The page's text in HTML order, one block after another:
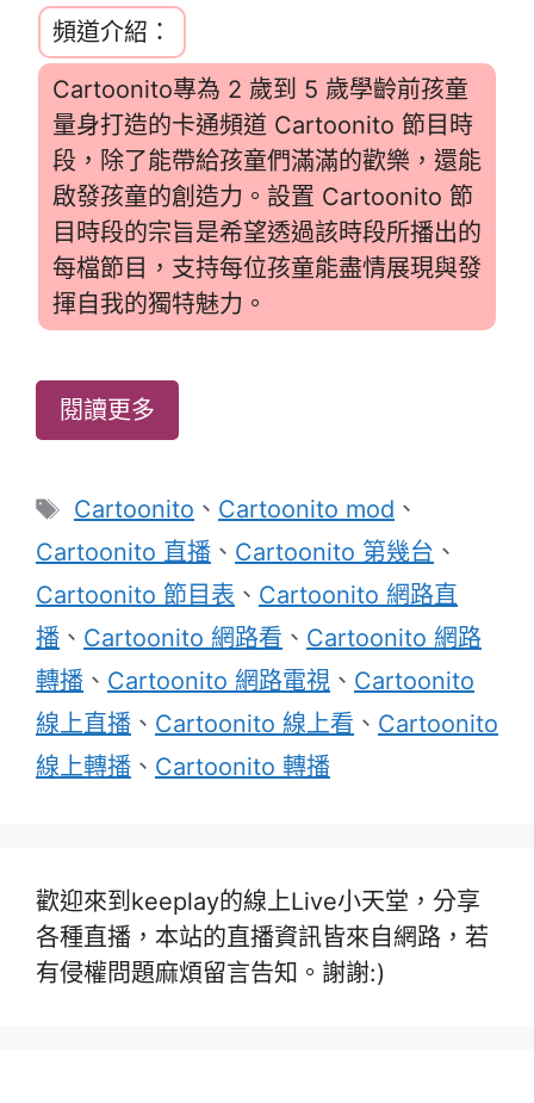
頻道介紹：
Cartoonito專為 2 歲到 5 歲學齡前孩童
量身打造的卡通頻道 Cartoonito 節目時
段，除了能帶給孩童們滿滿的歡樂，還能
啟發孩童的創造力。設置 Cartoonito 節
目時段的宗旨是希望透過該時段所播出的
每檔節目，支持每位孩童能盡情展現與發
揮自我的獨特魅力。
閱讀更多
標
籤
Cartoonito 、 Cartoonito mod 、
Cartoonito 直播 、 Cartoonito 第幾台 、
Cartoonito 節目表 、 Cartoonito 網路直
播 、 Cartoonito 網路看 、 Cartoonito 網路
轉播 、 Cartoonito 網路電視 、 Cartoonito
線上直播 、 Cartoonito 線上看 、 Cartoonito
線上轉播 、 Cartoonito 轉播
歡迎來到keeplay的線上Live小天堂，分享
各種直播，本站的直播資訊皆來自網路，若
有侵權問題麻煩留言告知。謝謝:)